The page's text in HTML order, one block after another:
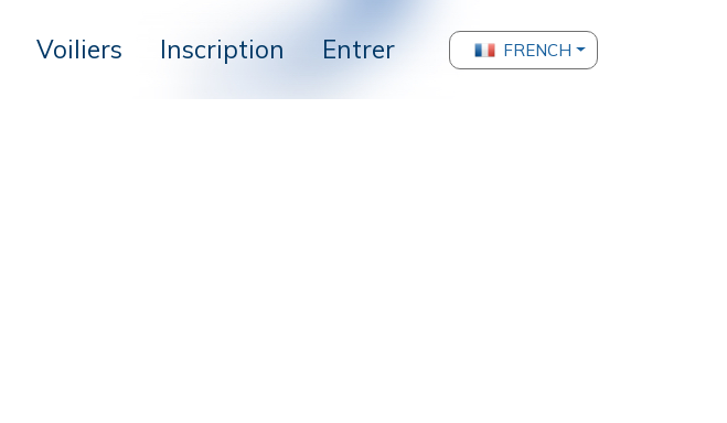
Voiliers Inscription Entrer FRENCH